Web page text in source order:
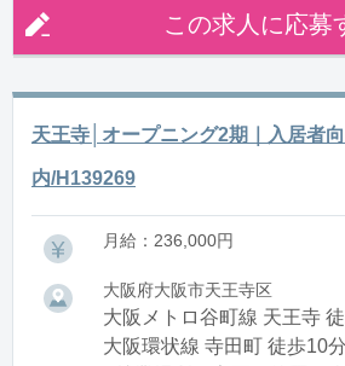
この求人に応募
天王寺│オープニング2期｜入居者
内/H139269
月給：236,000円
大阪府大阪市天王寺区
大阪メトロ谷町線 天王寺
大阪環状線 寺田町 徒歩10分